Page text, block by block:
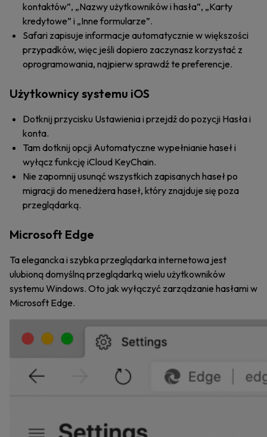
kontaktów”, „Nazwy użytkowników i hasła”, „Karty
kredytowe” i „Inne formularze”.
Safari zapisuje informacje automatycznie w większości
przypadków, więc jeśli dopiero zaczynasz korzystać z
oprogramowania, najpierw sprawdź te preferencje.
Użytkownicy systemu iOS
Dotknij przycisku Ustawienia i przejdź do pozycji Hasła i
konta.
Tam dotknij opcji Automatyczne wypełnianie haseł i
wyłącz funkcję iCloud KeyChain.
Nie zapomnij usunąć wszystkich zapisanych haseł po
migracji do menedżera haseł, który znajduje się poza
przeglądarką.
Microsoft Edge
Ta elegancka i szybka przeglądarka internetowa jest
ulubioną domyślną przeglądarką wielu użytkowników
systemu Windows. Oto jak wyłączyć zarządzanie hasłami w
Microsoft Edge.